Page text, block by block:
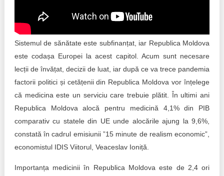
Buletin EU-STRAT
Transparența întreprinderilor de stat
Cele mai bune și cele mai proaste politici locale din
Moldova
publice-cheie din Moldova
Achiziții publice
Achizițiile publice în vizorul societății civile
Sistemul de sănătate este subfinanțat, iar Republica Moldova
este codașa Europei la acest capitol. Acum sunt necesare
lecții de învățat, decizii de luat, iar după ce va trece pandemia
factorii politici și cetățenii din Republica Moldova vor înțelege
că medicina este un serviciu care trebuie plătit. În ultimi ani
Republica Moldova alocă pentru medicină 4,1% din PIB
comparativ cu statele din UE unde alocările ajung la 9,6%,
constată în cadrul emisiunii ”15 minute de realism economic”,
economistul IDIS Viitorul, Veaceslav Ioniță.
Importanța medicinii în Republica Moldova este de 2,4 ori